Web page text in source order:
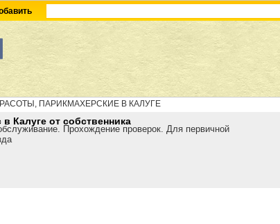
ПАРИКМАХЕРСКИЕ В КАЛУГЕ
Калуге от собственника
Прохождение проверок. Для первичной